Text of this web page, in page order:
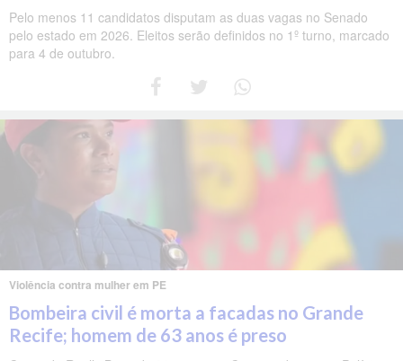
Pelo menos 11 candidatos disputam as duas vagas no Senado
pelo estado em 2026. Eleitos serão definidos no 1º turno, marcado
para 4 de outubro.
Violência contra mulher em PE
Bombeira civil é morta a facadas no Grande
Recife; homem de 63 anos é preso